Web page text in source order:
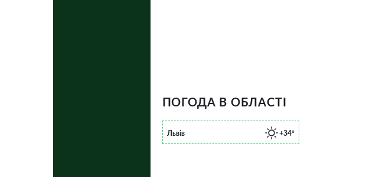
ПОГОДА В ОБЛАСТІ
Львів +34°